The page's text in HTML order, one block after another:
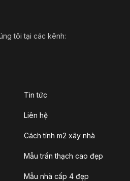
tôi tại các kênh:
Tin tức
Liên hệ
Cách tính m2 xây nhà
Mẫu trần thạch cao đẹp
Mẫu nhà cấp 4 đẹp